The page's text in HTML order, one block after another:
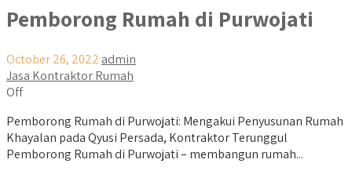
Pemborong Rumah di Purwojati
October 26, 2022 admin
Jasa Kontraktor Rumah
Off
Pemborong Rumah di Purwojati: Mengakui Penyusunan Rumah
Khayalan pada Qyusi Persada, Kontraktor Terunggul
Pemborong Rumah di Purwojati – membangun rumah...